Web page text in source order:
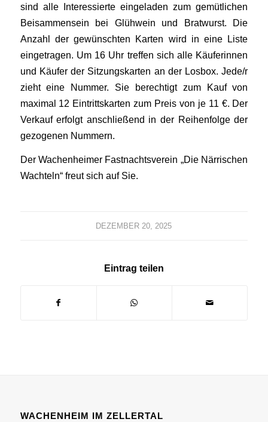
sind alle Interessierte eingeladen zum gemütlichen
Beisammensein bei Glühwein und Bratwurst. Die
Anzahl der gewünschten Karten wird in eine Liste
eingetragen. Um 16 Uhr treffen sich alle Käuferinnen
und Käufer der Sitzungskarten an der Losbox. Jede/r
zieht eine Nummer. Sie berechtigt zum Kauf von
maximal 12 Eintrittskarten zum Preis von je 11 €. Der
Verkauf erfolgt anschließend in der Reihenfolge der
gezogenen Nummern.
Der Wachenheimer Fastnachtsverein „Die Närrischen
Wachteln“ freut sich auf Sie.
DEZEMBER 20, 2025
Eintrag teilen
WACHENHEIM IM ZELLERTAL